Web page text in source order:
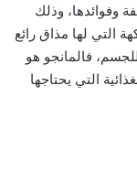
وفوائدها، وذلك
التي لها مذاق رائع
فالمانجو هو
التي يحتاجها